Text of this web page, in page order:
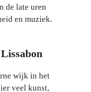
de late uren
en muziek.
wijk in het
veel kunst,